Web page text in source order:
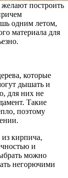
построить
одним летом,
материала для
которые
дышать и
для них не
Такие
поэтому
кирпича,
и
можно
негорючими